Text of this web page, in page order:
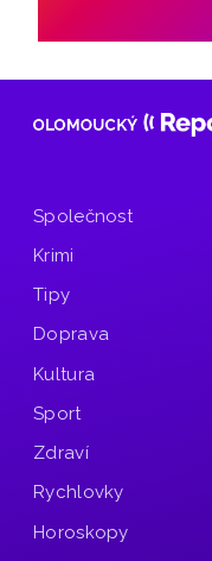
Společnost
Krimi
Tipy
Doprava
Kultura
Sport
Zdraví
Rychlovky
Horoskopy